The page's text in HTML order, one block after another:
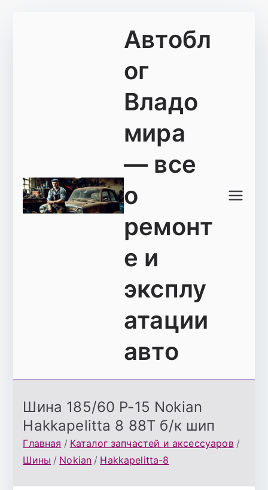
Автобл
ог
Владо
мира
— все
о
ремонт
е и
эксплу
атации
авто
Шина 185/60 Р-15 Nokian
Hakkapelitta 8 88T б/к шип
Главная
Каталог запчастей и аксессуаров
Шины
Nokian Hakkapelitta-8